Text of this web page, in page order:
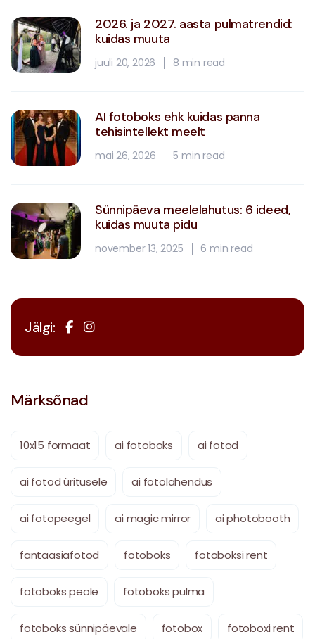
2026. ja 2027. aasta pulmatrendid:
kuidas muuta
juuli 20, 2026 8 min read
AI fotoboks ehk kuidas panna
tehisintellekt meelt
mai 26, 2026 5 min read
Sünnipäeva meelelahutus: 6 ideed,
kuidas muuta pidu
november 13, 2025 6 min read
Jälgi:
Märksõnad
10x15 formaat ai fotoboks ai fotod
ai fotod üritusele ai fotolahendus
ai fotopeegel ai magic mirror ai photobooth
fantaasiafotod fotoboks fotoboksi rent
fotoboks peole fotoboks pulma
fotoboks sünnipäevale fotobox fotoboxi rent